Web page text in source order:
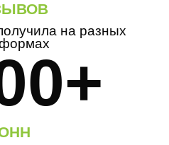
на разных